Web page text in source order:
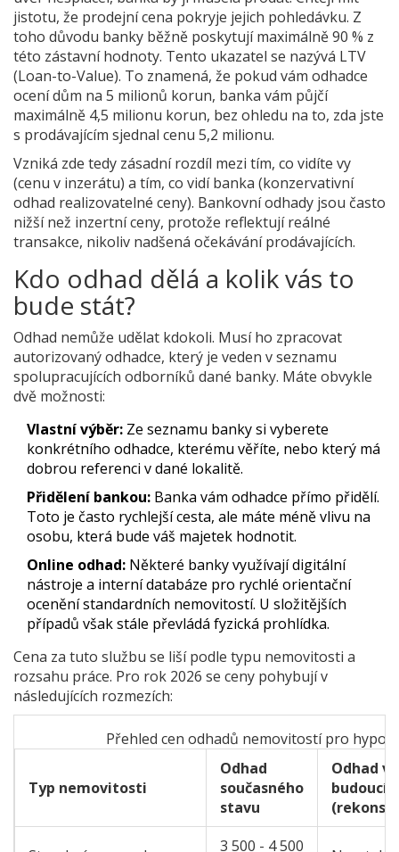
jistotu, že prodejní cena pokryje jejich pohledávku. Z
toho důvodu banky běžně poskytují maximálně90 % z
této zástavní hodnoty. Tento ukazatel se nazývá LTV
(Loan-to-Value). To znamená, že pokud vám odhadce
ocení dům na 5 milionů korun, banka vám půjčí
maximálně 4,5 milionu korun, bez ohledu na to, zda jste
s prodávajícím sjednal cenu 5,2 milionu.
Vzniká zde tedy zásadní rozdíl mezi tím, co vidíte vy
(cenu v inzerátu) a tím, co vidí banka (konzervativní
odhad realizovatelné ceny). Bankovní odhady jsou často
nižší než inzertní ceny, protože reflektují reálné
transakce, nikoliv nadšená očekávání prodávajících.
Kdo odhad dělá a kolik vás to
bude stát?
Odhad nemůže udělat kdokoli. Musí ho zpracovat
autorizovaný odhadce, který je veden v seznamu
spolupracujících odborníků dané banky. Máte obvykle
dvě možnosti:
Vlastní výběr: Ze seznamu banky si vyberete
konkrétního odhadce, kterému věříte, nebo který má
dobrou referenci v dané lokalitě.
Přidělení bankou: Banka vám odhadce přímo přidělí.
Toto je často rychlejší cesta, ale máte méně vlivu na
osobu, která bude váš majetek hodnotit.
Online odhad: Některé banky využívají digitální
nástroje a interní databáze pro rychlé orientační
ocenění standardních nemovitostí. U složitějších
případů však stále převládá fyzická prohlídka.
Cena za tuto službu se liší podle typu nemovitosti a
rozsahu práce. Pro rok 2026 se ceny pohybují v
následujících rozmezích:
Přehled cen odhadů nemovitostí pro
Typ nemovitosti
Odhad
současného
stavu
Odhad
3 500 - 4 500